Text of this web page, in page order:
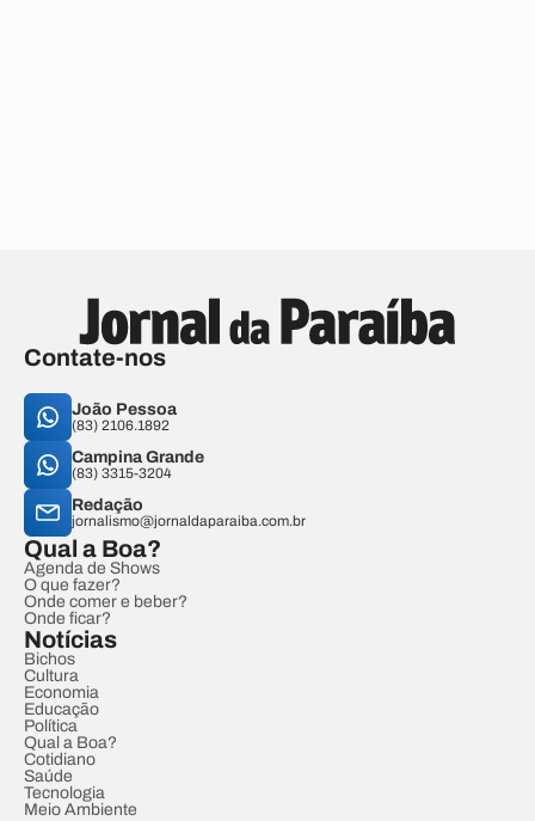
Contate-nos
João Pessoa
(83) 2106.1892
Campina Grande
(83) 3315-3204
Redação
jornalismo@jornaldaparaiba.com.br
Qual a Boa?
Agenda de Shows
O que fazer?
Onde comer e beber?
Onde ficar?
Notícias
Bichos
Cultura
Economia
Educação
Política
Qual a Boa?
Cotidiano
Saúde
Tecnologia
Meio Ambiente